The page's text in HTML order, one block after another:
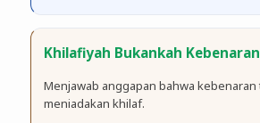
Khilafiyah Bukankah
Menjawab anggapan bahwa kebenaran
meniadakan khilaf.